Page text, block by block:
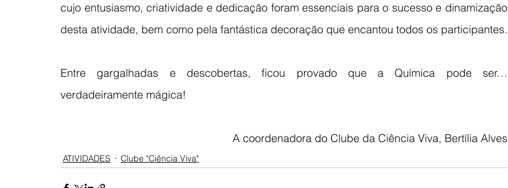
cujo entusiasmo, criatividade e dedicação foram essenciais para o sucesso e dinamização
desta atividade, bem como pela fantástica decoração que encantou todos os participantes.
Entre gargalhadas e descobertas, ficou provado que a Química pode ser…
verdadeiramente mágica!
A coordenadora do Clube da Ciência Viva, Bertília Alves
ATIVIDADES Clube "Ciência Viva"